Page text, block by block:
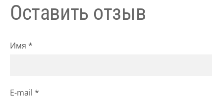
Оставить отзыв
Имя *
E-mail *